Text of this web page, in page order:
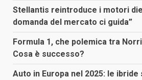
Stellantis reintroduce i motori
domanda del mercato ci guida”
Formula 1, che polemica tra
Cosa è successo?
Auto in Europa nel 2025: le ibride